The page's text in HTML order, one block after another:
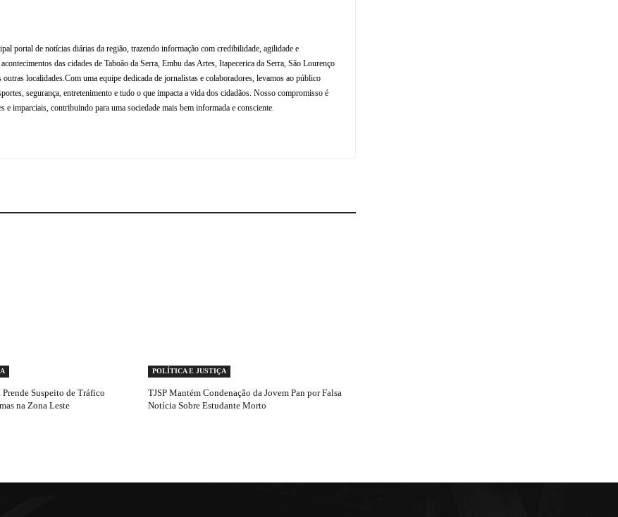
portal de notícias diárias da região, trazendo informação com credibilidade, agilidade e
das cidades de Taboão da Serra, Embu das Artes, Itapecerica da Serra, São Lourenço
localidades.Com uma equipe dedicada de jornalistas e colaboradores, levamos ao público
segurança, entretenimento e tudo o que impacta a vida dos cidadãos. Nosso compromisso é
e imparciais, contribuindo para uma sociedade mais bem informada e consciente.
Suspeito de Tráfico
na Zona Leste
POLÍTICA E JUSTIÇA
TJSP Mantém Condenação da Jovem Pan por Falsa
Notícia Sobre Estudante Morto